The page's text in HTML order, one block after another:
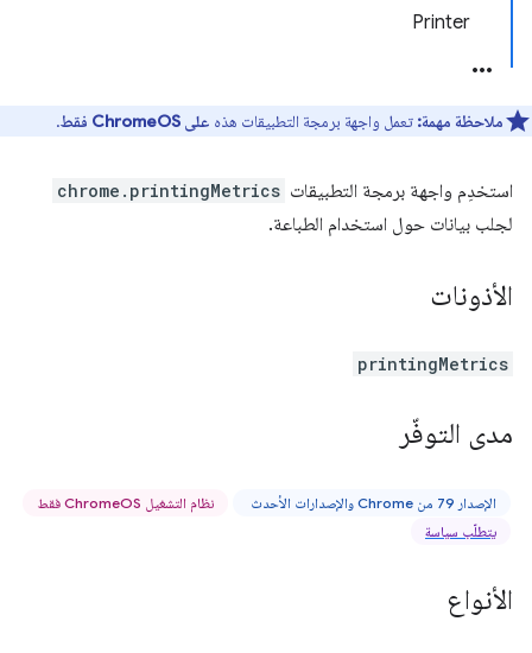
Printer
ملاحظة مهمة: تعمل واجهة برمجة التطبيقات هذه على ChromeOS فقط .
استخدِم واجهة برمجة التطبيقات chrome.printingMetrics
لجلب بيانات حول استخدام الطباعة.
الأذونات
printingMetrics
مدى التوفّر
الإصدار 79 من Chrome والإصدارات الأحدث
نظام التشغيل ChromeOS فقط
يتطلّب سياسة
الأنواع